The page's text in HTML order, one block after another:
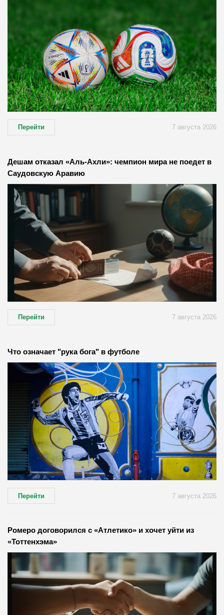
Перейти 7 августа 2026
Дешам отказал «Аль-Ахли»: чемпион мира не поедет в
Саудовскую Аравию
Перейти 7 августа 2026
Что означает "рука бога" в футболе
Перейти 7 августа 2026
Ромеро договорился с «Атлетико» и хочет уйти из
«Тоттенхэма»